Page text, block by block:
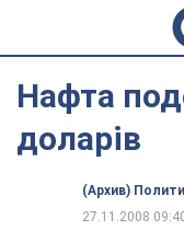
Нафта
доларів
(Архив)
27.11.2008